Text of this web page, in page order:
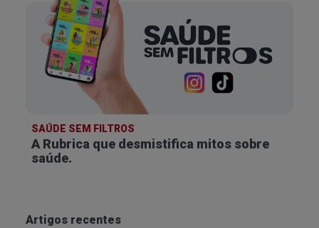
SAÚDE SEM FILTROS
A Rubrica que desmistifica mitos sobre
saúde.
Artigos recentes